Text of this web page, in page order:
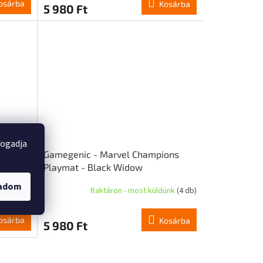
5 980 Ft Kosárba
(2 db)
Gamegenic - Marvel Champions
Playmat - Black Widow
Raktáron - most küldünk(4 db)
5 980 Ft Kosárba